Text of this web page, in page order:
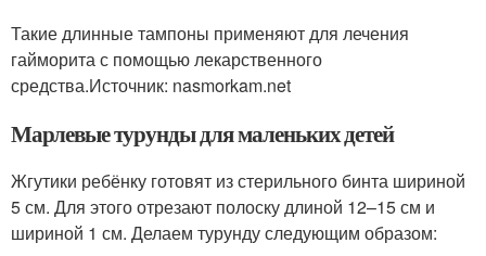
Такие длинные тампоны применяют для лечения
гайморита с помощью лекарственного
средства.Источник: nasmorkam.net
Марлевые турунды для маленьких детей
Жгутики ребёнку готовят из стерильного бинта шириной
5 см. Для этого отрезают полоску длиной 12–15 см и
шириной 1 см. Делаем турунду следующим образом: